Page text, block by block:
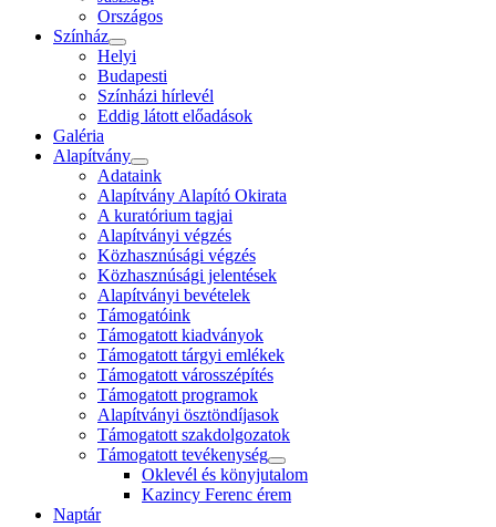
Országos
Színház
Helyi
Budapesti
Színházi hírlevél
Eddig látott előadások
Galéria
Alapítvány
Adataink
Alapítvány Alapító Okirata
A kuratórium tagjai
Alapítványi végzés
Közhasznúsági végzés
Közhasznúsági jelentések
Alapítványi bevételek
Támogatóink
Támogatott kiadványok
Támogatott tárgyi emlékek
Támogatott városszépítés
Támogatott programok
Alapítványi ösztöndíjasok
Támogatott szakdolgozatok
Támogatott tevékenység
Oklevél és könyjutalom
Kazincy Ferenc érem
Naptár